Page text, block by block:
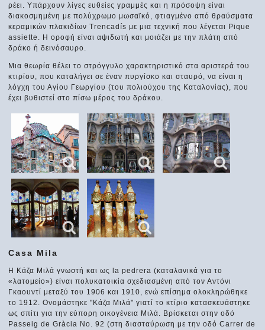
ρέει. Υπάρχουν λίγες ευθείες γραμμές και η πρόσοψη είναι
διακοσμημένη με πολύχρωμο μωσαϊκό, φτιαγμένο από θραύσματα
κεραμικών πλακιδίων Trencadís με μια τεχνική που λέγεται Pique
assiette. Η οροφή είναι αψιδωτή και μοιάζει με την πλάτη από
δράκο ή δεινόσαυρο.
Μια θεωρία θέλει το στρόγγυλο χαρακτηριστικό στα αριστερά του
κτιρίου, που καταλήγει σε έναν πυργίσκο και σταυρό, να είναι η
λόγχη του Αγίου Γεωργίου (του πολιούχου της Καταλονίας), που
έχει βυθιστεί στο πίσω μέρος του δράκου.
Casa Mila
Η Κάζα Μιλά γνωστή και ως la pedrera (καταλανικά για το
«λατομείο») είναι πολυκατοικία σχεδιασμένη από τον Αντόνι
Γκαουντί μεταξύ του 1906 και 1910, ενώ επίσημα ολοκληρώθηκε
το 1912. Ονομάστηκε "Κάζα Μιλά" γιατί το κτίριο κατασκευάστηκε
ως σπίτι για την εύπορη οικογένεια Μιλά. Βρίσκεται στην οδό
Passeig de Gràcia No. 92 (στη διασταύρωση με την οδό Carrer de